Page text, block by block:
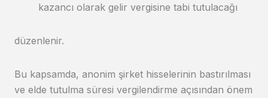
kazancı olarak gelir vergisine tabi tutulacağı
düzenlenir.
Bu kapsamda, anonim şirket hisselerinin bastırılması
ve elde tutulma süresi vergilendirme açısından önem